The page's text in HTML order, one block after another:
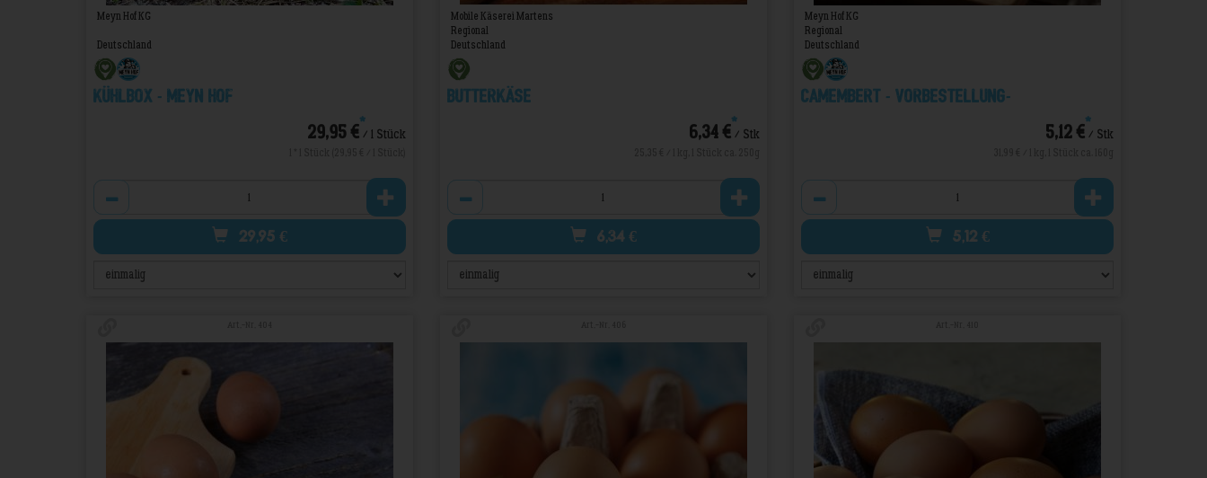
Meyn Hof KG
Deutschland
Kühlbox - Meyn Hof
29,95 €*/ 1 Stück
29,95 €
Mobile Käserei Martens
Regional
Deutschland
Butterkäse
6,34 €*/ Stk
6,34 €
Meyn Hof KG
Regional
Deutschland
Camembert - VORBESTELLUNG-
5,12 €*/ Stk
5,12 €